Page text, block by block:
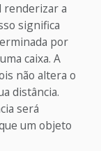
renderizar a
significa
por
caixa. A
não altera o
distância.
será
um objeto